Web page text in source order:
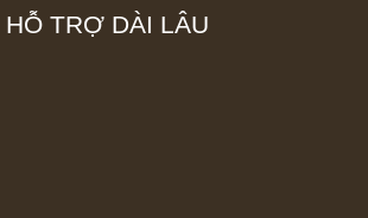
HỖ TRỢ DÀI LÂU